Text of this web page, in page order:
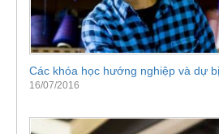
Các khóa học hướng nghiệp và dự
16/07/2016